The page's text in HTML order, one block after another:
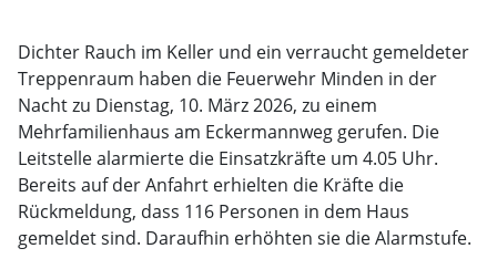
Dichter Rauch im Keller und ein verraucht gemeldeter
Treppenraum haben die Feuerwehr Minden in der
Nacht zu Dienstag, 10. März 2026, zu einem
Mehrfamilienhaus am Eckermannweg gerufen. Die
Leitstelle alarmierte die Einsatzkräfte um 4.05 Uhr.
Bereits auf der Anfahrt erhielten die Kräfte die
Rückmeldung, dass 116 Personen in dem Haus
gemeldet sind. Daraufhin erhöhten sie die Alarmstufe.